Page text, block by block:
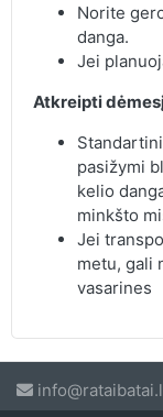
Norite
danga.
Jei
Atkreipti
pasižymi
kelio
minkšto
Jei
metu, gali
vasarines